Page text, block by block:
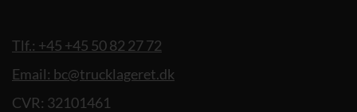
Tlf.: +45 +45 50 82 27 72
Email: bc@trucklageret.dk
CVR: 32101461